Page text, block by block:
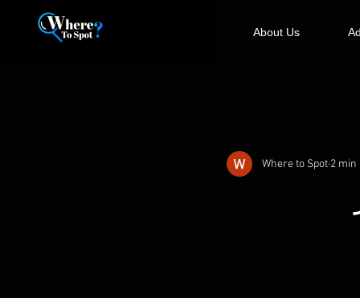
About Us
Where to Spot 2 min